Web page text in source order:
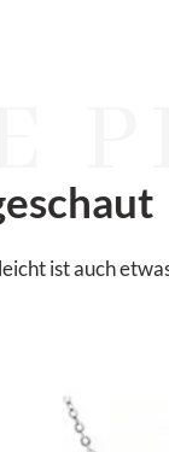
ist auch